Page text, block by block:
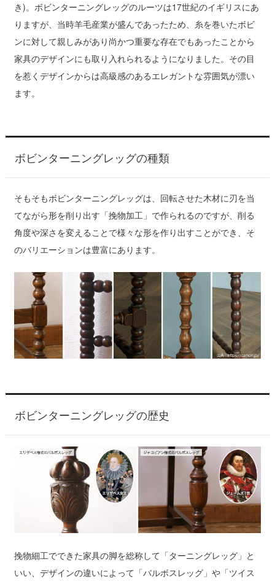
き)。ボビンターニングレッグのルーツは17世紀のイギリスにあ
りますが、当時羊毛産業が盛んであったため、糸を巻いたボビ
ンに対して親しみがあり尚かつ重要な存在でもあったことから
家具のデザインにも取り入れられるようになりました。その目
を惹くデザインからは高級感のあるエレガントな雰囲気が漂い
ます。
ボビンターニングレッグの種類
そもそもボビンターニングレッグは、回転させた木材に刃を当
てながら形を削り出す「挽物加工」で作られるのですが、削る
角度や深さを変えることで様々な形を作り出すことができ、そ
のバリエーションは豊富にあります。
ボビンターニングレッグの歴史
挽物細工でできた家具の脚を総称して「ターニングレッグ」と
いい、デザインの違いによって「バルボスレッグ」や「ツイス